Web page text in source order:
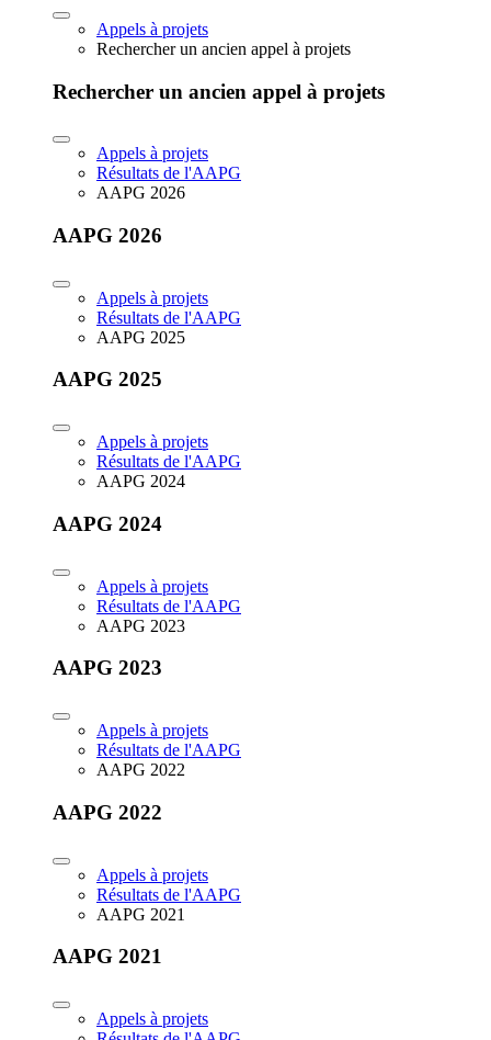
Appels à projets
Rechercher un ancien appel à projets
Rechercher un ancien appel à projets
Appels à projets
Résultats de l'AAPG
AAPG 2026
AAPG 2026
Appels à projets
Résultats de l'AAPG
AAPG 2025
AAPG 2025
Appels à projets
Résultats de l'AAPG
AAPG 2024
AAPG 2024
Appels à projets
Résultats de l'AAPG
AAPG 2023
AAPG 2023
Appels à projets
Résultats de l'AAPG
AAPG 2022
AAPG 2022
Appels à projets
Résultats de l'AAPG
AAPG 2021
AAPG 2021
Appels à projets